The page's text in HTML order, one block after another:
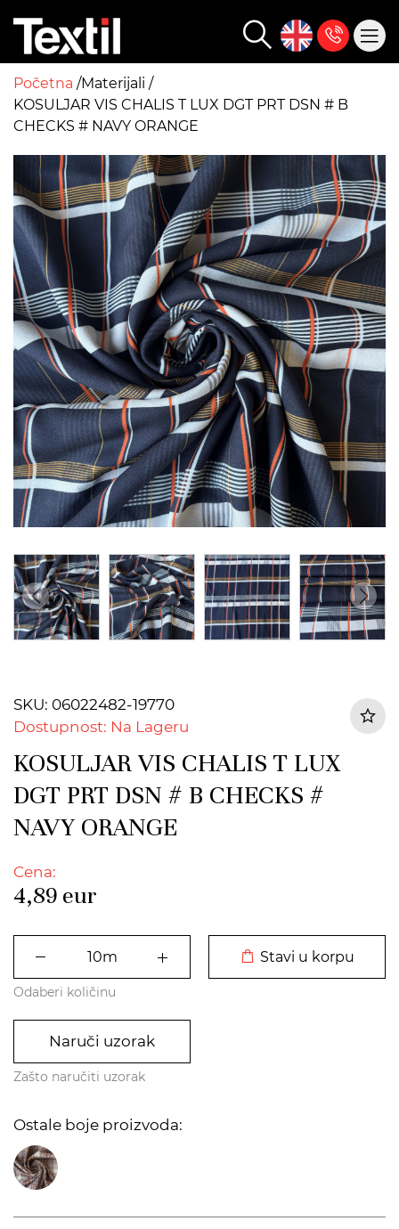
Početna Materijali
KOSULJAR VIS CHALIS T LUX DGT PRT DSN # B
CHECKS # NAVY ORANGE
SKU: 06022482-19770
Dostupnost: Na Lageru
KOSULJAR VIS CHALIS T LUX
DGT PRT DSN # B CHECKS #
NAVY ORANGE
Cena:
4,89 eur
Stavi u korpu
Odaberi količinu
Naruči uzorak
Zašto naručiti uzorak
Ostale boje proizvoda: